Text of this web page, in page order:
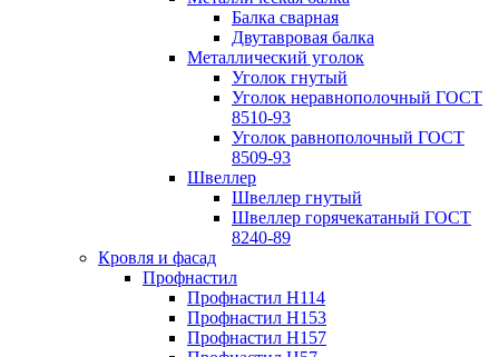
Балка сварная
Двутавровая балка
Металлический уголок
Уголок гнутый
Уголок неравнополочный ГОСТ
8510-93
Уголок равнополочный ГОСТ
8509-93
Швеллер
Швеллер гнутый
Швеллер горячекатаный ГОСТ
8240-89
Кровля и фасад
Профнастил
Профнастил Н114
Профнастил Н153
Профнастил Н157